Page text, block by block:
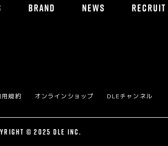
BRAND NEWS RECRUIT
用規約 オンラインショップ DLEチャンネル
© 2025 DLE INC.